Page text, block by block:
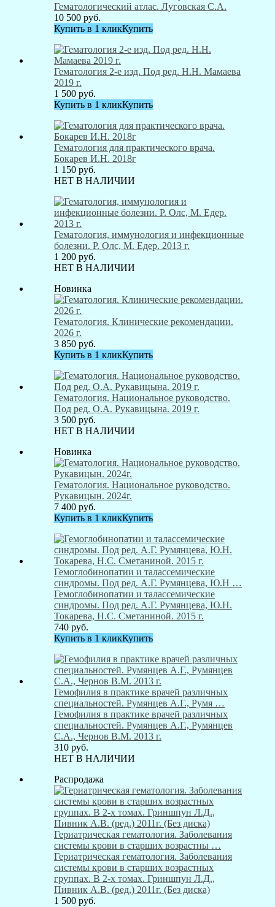
Гематологический атлас. Луговская С.А.
10 500 руб.
Купить в 1 кликКупить
Гематология 2-е изд. Под ред. Н.Н. Мамаева
2019 г.
1 500 руб.
Купить в 1 кликКупить
Гематология для практического врача.
Бокарев И.Н. 2018г
1 150 руб.
НЕТ В НАЛИЧИИ
Гематология, иммунология и инфекционные
болезни. Р. Олс, М. Едер. 2013 г.
1 200 руб.
НЕТ В НАЛИЧИИ
Новинка
Гематология. Клинические рекомендации.
2026 г.
3 850 руб.
Купить в 1 кликКупить
Гематология. Национальное руководство.
Под ред. О.А. Рукавицына. 2019 г.
3 500 руб.
НЕТ В НАЛИЧИИ
Новинка
Гематология. Национальное руководство.
Рукавицын. 2024г.
7 400 руб.
Купить в 1 кликКупить
Гемоглобинопатии и талассемические
синдромы. Под ред. А.Г. Румянцева, Ю.Н …
Гемоглобинопатии и талассемические
синдромы. Под ред. А.Г. Румянцева, Ю.Н.
Токарева, Н.С. Сметаниной. 2015 г.
740 руб.
Купить в 1 кликКупить
Гемофилия в практике врачей различных
специальностей. Румянцев А.Г., Румя …
Гемофилия в практике врачей различных
специальностей. Румянцев А.Г., Румянцев
С.А., Чернов В.М. 2013 г.
310 руб.
НЕТ В НАЛИЧИИ
Распродажа
Гериатрическая гематология. Заболевания
системы крови в старших возрастны …
Гериатрическая гематология. Заболевания
системы крови в старших возрастных
группах. В 2-х томах. Гриншпун Л.Д.,
Пивник А.В. (ред.) 2011г. (Без диска)
1 500 руб.